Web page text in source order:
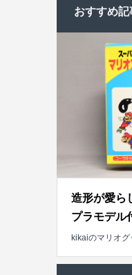
おすすめ記
造形が愛ら
プラモデル
kikaiのマリオ